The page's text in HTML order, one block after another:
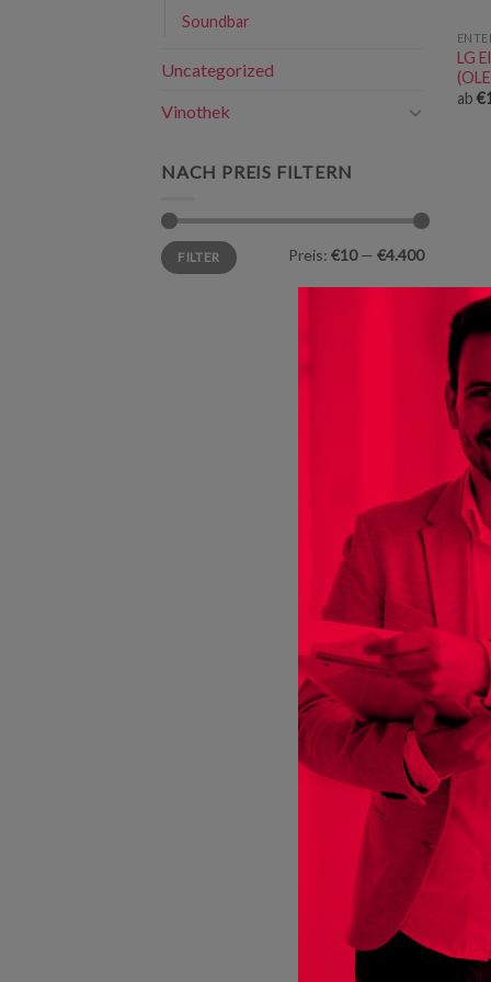
Soundbar
Uncategorized
Vinothek
NACH PREIS FILTERN
Min.
Preis
Max.
PreisFILTER Preis: €10— €4.400
LG
ab €
LG
ab€
LG